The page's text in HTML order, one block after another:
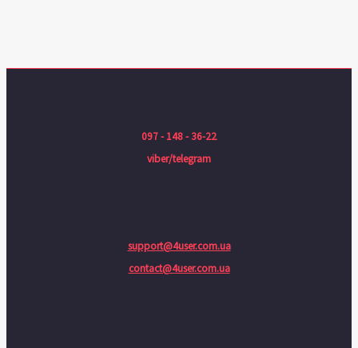
097 - 148 - 36-22
viber/telegram
support@4user.com.ua
contact@4user.com.ua